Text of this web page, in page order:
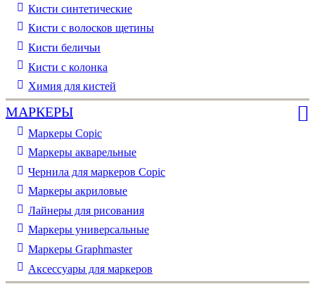
Кисти синтетические
Кисти с волосков щетины
Кисти беличьи
Кисти с колонка
Химия для кистей
МАРКЕРЫ
Маркеры Copic
Маркеры акварельные
Чернила для маркеров Copic
Маркеры акриловые
Лайнеры для рисования
Маркеры универсальные
Маркеры Graphmaster
Аксессуары для маркеров